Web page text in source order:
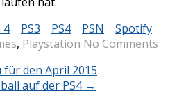
4 PS3 PS4 PSN
Spotify
, Playstation No Comments
für den April 2015
auf der PS4 →